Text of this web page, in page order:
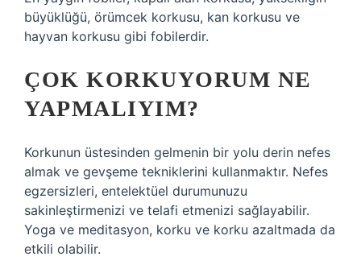
büyüklüğü, örümcek korkusu, kan korkusu ve
hayvan korkusu gibi fobilerdir.
ÇOK KORKUYORUM NE
YAPMALIYIM?
Korkunun üstesinden gelmenin bir yolu derin nefes
almak ve gevşeme tekniklerini kullanmaktır. Nefes
egzersizleri, entelektüel durumunuzu
sakinleştirmenizi ve telafi etmenizi sağlayabilir.
Yoga ve meditasyon, korku ve korku azaltmada da
etkili olabilir.